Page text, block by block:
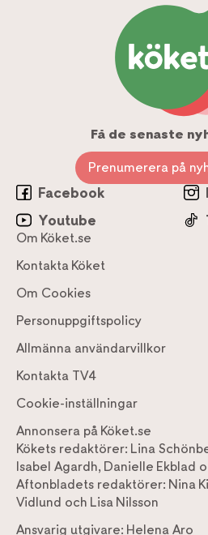
Få de senaste
Prenumerera på
Facebook
Youtube
Om Köket.se
Kontakta Köket
Om Cookies
Personuppgiftspolicy
Allmänna användarvillkor
Kontakta TV4
Cookie-inställningar
Annonsera på Köket.se
Kökets redaktörer: Lina
Isabel Agardh, Danielle Ekblad
Aftonbladets redaktörer: Nina
Vidlund och Lisa Nilsson
Ansvarig utgivare: Helena Aro